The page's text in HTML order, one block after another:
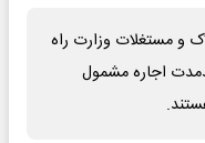
و مستغلات وزارت راه
اجاره مشمول